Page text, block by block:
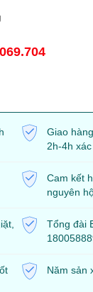
Giao
2h-4h
Cam kết
nguyên
Tổng đài
Năm sản